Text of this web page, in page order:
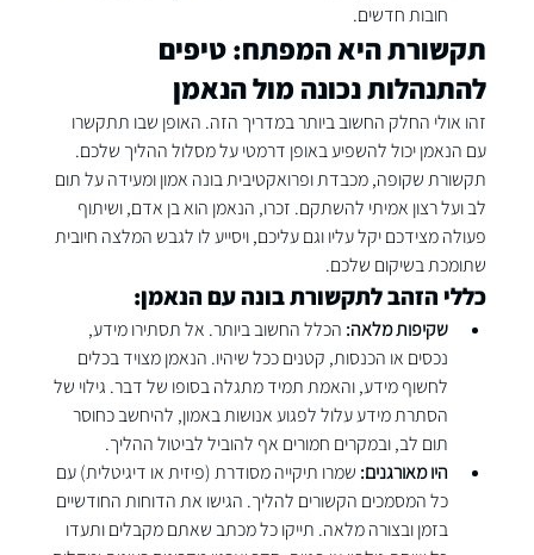
חובות חדשים.
תקשורת היא המפתח: טיפים
להתנהלות נכונה מול הנאמן
זהו אולי החלק החשוב ביותר במדריך הזה. האופן שבו תתקשרו
עם הנאמן יכול להשפיע באופן דרמטי על מסלול ההליך שלכם.
תקשורת שקופה, מכבדת ופרואקטיבית בונה אמון ומעידה על תום
לב ועל רצון אמיתי להשתקם. זכרו, הנאמן הוא בן אדם, ושיתוף
פעולה מצידכם יקל עליו וגם עליכם, ויסייע לו לגבש המלצה חיובית
שתומכת בשיקום שלכם.
כללי הזהב לתקשורת בונה עם הנאמן:
שקיפות מלאה: הכלל החשוב ביותר. אל תסתירו מידע,
נכסים או הכנסות, קטנים ככל שיהיו. הנאמן מצויד בכלים
לחשוף מידע, והאמת תמיד מתגלה בסופו של דבר. גילוי של
הסתרת מידע עלול לפגוע אנושות באמון, להיחשב כחוסר
תום לב, ובמקרים חמורים אף להוביל לביטול ההליך.
היו מאורגנים: שמרו תיקייה מסודרת (פיזית או דיגיטלית) עם
כל המסמכים הקשורים להליך. הגישו את הדוחות החודשיים
בזמן ובצורה מלאה. תייקו כל מכתב שאתם מקבלים ותעדו